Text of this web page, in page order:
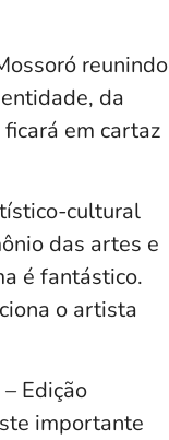
reunindo
da
em cartaz
cultural
das artes e
é fantástico.
o artista
Edição
importante